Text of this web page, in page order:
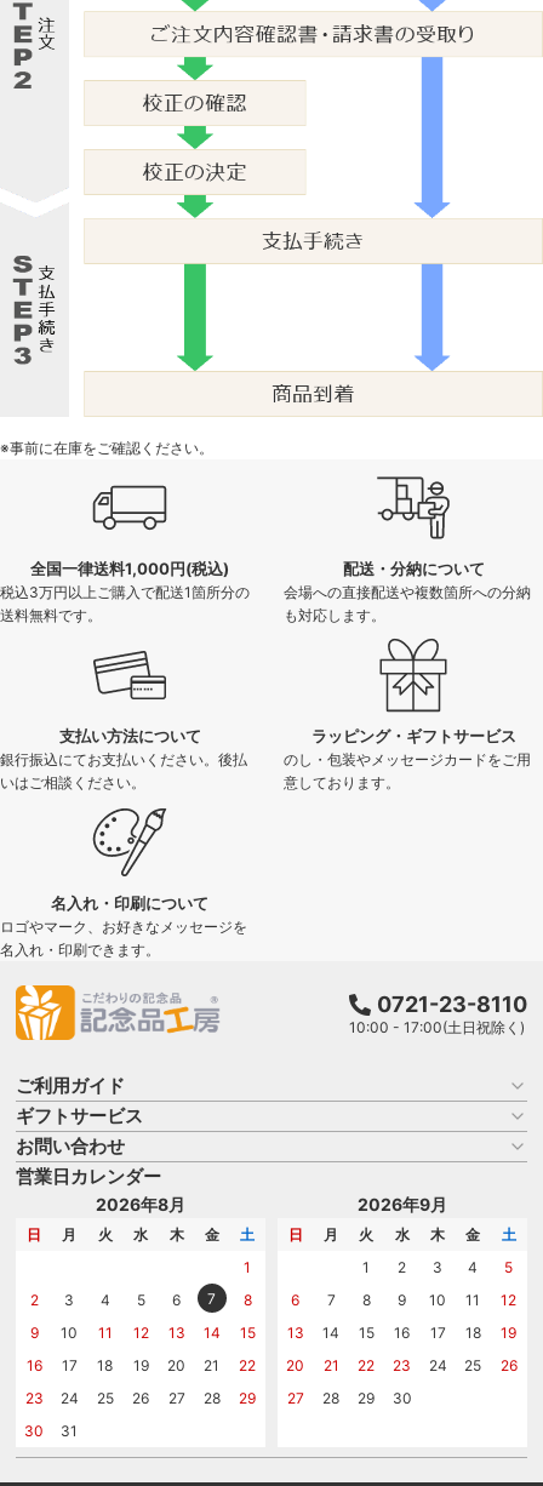
※事前に在庫をご確認ください。
全国一律送料1,000円(税込)
税込3万円以上ご購入で配送1箇所分の
送料無料です。
配送・分納について
会場への直接配送や複数箇所への分納
も対応します。
支払い方法について
銀行振込にてお支払いください。後払
いはご相談ください。
ラッピング・ギフトサービス
のし・包装やメッセージカードをご用
意しております。
名入れ・印刷について
ロゴやマーク、お好きなメッセージを
名入れ・印刷できます。
0721-23-8110
10:00 - 17:00(土日祝除く)
ご利用ガイド
お買い物ガイド
よくある質問
はじめての記念品選び
記念品工房の使い方
ギフトサービス
名入れについて
のし
メッセージカード
お問い合わせ
商品選びを相談する
名入れについて相談する
カタログを請求する
営業日カレンダー
2026年8月
日 月 火 水 木 金
土
1
2
3 4 5 6 7
8
9
10 11 12 13 14
15
16
17 18 19 20 21
22
23
24 25 26 27 28
29
30
31
2026年9月
日 月 火 水 木 金
土
1
2 3 4
5
6
7 8 9 10 11
12
13
14 15 16 17 18
19
20
21 22 23 24 25
26
27
28 29 30